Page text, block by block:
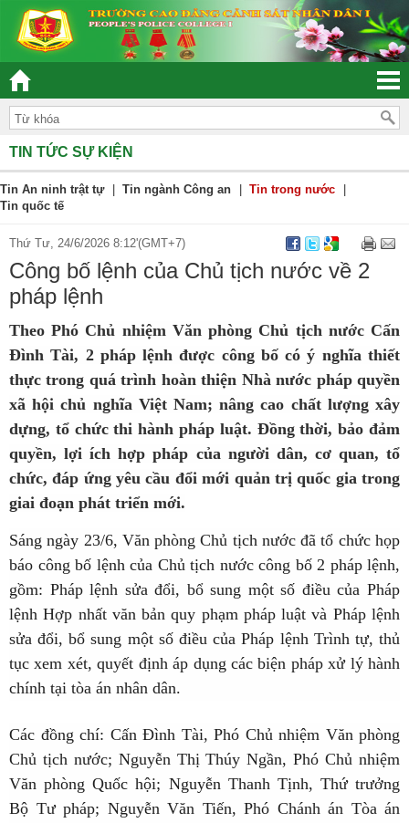
“ĐOÀN KẾT – DÂN CHỦ - KỶ CƯƠNG – TRÁCH
TIN TỨC SỰ KIỆN
Tin An ninh trật tự Tin ngành Công an Tin trong nước
Tin quốc tế
Thứ Tư, 24/6/2026 8:12'(GMT+7)
Công bố lệnh của Chủ tịch nước về 2
pháp lệnh
Theo Phó Chủ nhiệm Văn phòng Chủ tịch nước Cấn
Đình Tài, 2 pháp lệnh được công bố có ý nghĩa thiết
thực trong quá trình hoàn thiện Nhà nước pháp quyền
xã hội chủ nghĩa Việt Nam; nâng cao chất lượng xây
dựng, tổ chức thi hành pháp luật. Đồng thời, bảo đảm
quyền, lợi ích hợp pháp của người dân, cơ quan, tổ
chức, đáp ứng yêu cầu đổi mới quản trị quốc gia trong
giai đoạn phát triển mới.
Sáng ngày 23/6, Văn phòng Chủ tịch nước đã tổ chức họp
báo công bố lệnh của Chủ tịch nước công bố 2 pháp lệnh,
gồm: Pháp lệnh sửa đổi, bổ sung một số điều của Pháp
lệnh Hợp nhất văn bản quy phạm pháp luật và Pháp lệnh
sửa đổi, bổ sung một số điều của Pháp lệnh Trình tự, thủ
tục xem xét, quyết định áp dụng các biện pháp xử lý hành
chính tại tòa án nhân dân.
Các đồng chí: Cấn Đình Tài, Phó Chủ nhiệm Văn phòng
Chủ tịch nước; Nguyễn Thị Thúy Ngần, Phó Chủ nhiệm
Văn phòng Quốc hội; Nguyễn Thanh Tịnh, Thứ trưởng
Bộ Tư pháp; Nguyễn Văn Tiến, Phó Chánh án Tòa án